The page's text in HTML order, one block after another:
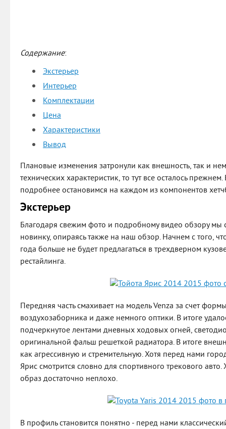
Содержание:
Экстерьер
Интерьер
Комплектации
Цена
Характеристики
Вывод
Плановые изменения затронули как внешность, так и
технических характеристик, то тут все осталось
подробнее остановимся на каждом из компонентов
Экстерьер
Благодаря свежим фото и подробному видео обзору мы
новинку, опираясь также на наш обзор. Начнем с того,
года больше не будет предлагаться в трехдверном
рестайлинга.
Передняя часть смахивает на модель Venza за счет
воздухозаборника и даже немного оптики. В итоге
подчеркнутое лентами дневных ходовых огней,
оригинальной фальш решеткой радиатора. В итоге
как агрессивную и стремительную. Хотя перед нами
Ярис смотрится словно для спортивного трекового
образ достаточно неплохо.
В профиль становится понятно - перед нами